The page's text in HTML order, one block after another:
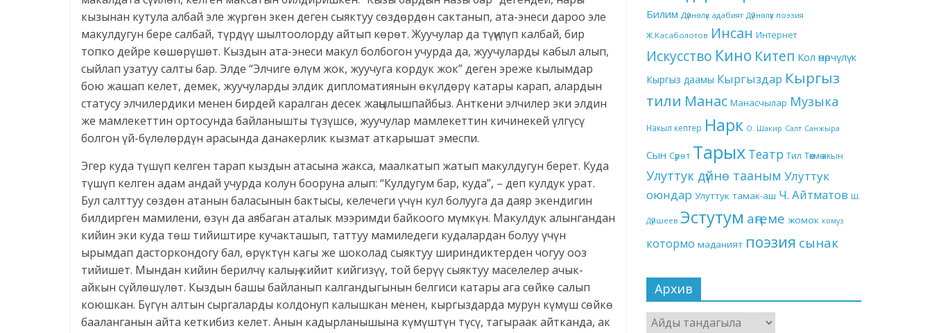
кызынан кутула албай эле жүргөн экен деген сыяктуу сөздөрдөн сактанып, ата-энеси дароо эле
макулдугун бере салбай, түрдүү шылтоолорду айтып көрөт. Жуучулар да түңүлүп калбай, бир
топко дейре көшөрүшөт. Кыздын ата-энеси макул болбогон учурда да, жуучуларды кабыл алып,
сыйлап узатуу салты бар. Элде “Элчиге өлүм жок, жуучуга кордук жок” деген эреже кылымдар
бою жашап келет, демек, жуучуларды элдик дипломатиянын өкүлдөрү катары карап, алардын
статусу элчилердики менен бирдей каралган десек жаңылышпайбыз. Анткени элчилер эки элдин
же мамлекеттин ортосунда байланышты түзүшсө, жуучулар мамлекеттин кичинекей үлгүсү
болгон үй-бүлөлөрдүн арасында данакерлик кызмат аткарышат эмеспи.
Эгер куда түшүп келген тарап кыздын атасына жакса, маалкатып жатып макулдугун берет. Куда
түшүп келген адам андай учурда колун бооруна алып: “Кулдугум бар, куда”, – деп кулдук урат.
Бул салттуу сөздөн атанын баласынын бактысы, келечеги үчүн кул болууга да даяр экендигин
билдирген мамилени, өзүн да аябаган аталык мээримди байкоого мүмкүн. Макулдук алынгандан
кийин эки куда төш тийиштире кучакташып, таттуу мамиледеги кудалардан болуу үчүн
ырымдап дасторкондогу бал, өрүктүн кагы же шоколад сыяктуу шириндиктерден чогуу ооз
тийишет. Мындан кийин берилчү калың, кийит кийгизүү, той берүү сыяктуу маселелер ачык-
айкын сүйлөшүлөт. Кыздын башы байланып калгандыгынын белгиси катары ага сөйкө салып
коюшкан. Бүгүн алтын сыргаларды колдонуп калышкан менен, кыргыздарда мурун күмүш сөйкө
бааланганын айта кеткибиз келет. Анын кадырланышына күмүштүн түсү, тагыраак айтканда, ак
Билим Дүйнөлүк адабият Дүйнөлүк поэзия
Ж.Касаболотов Инсан Интернет
Искусство Кино Китеп Кол өнөрчүлүк
Кыргыз даамы Кыргыздар Кыргыз
тили Манас Манасчылар Музыка
Накыл кептер Нарк О. Шакир Салт Санжыра
Сын Сүрөт Тарых Театр Тил Төкмө акын
Улуттук дүйнө тааным Улуттук
оюндар Улуттук тамак-аш Ч. Айтматов Ш.
Дүйшеев Эстутум аңгеме жомок комуз
котормо маданият поэзия сынак
Архив
Архив